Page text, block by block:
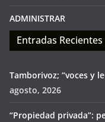
ADMINISTRAR
Entradas Recientes
Tamborivoz; “voces y
agosto, 2026
“Propiedad privada”: